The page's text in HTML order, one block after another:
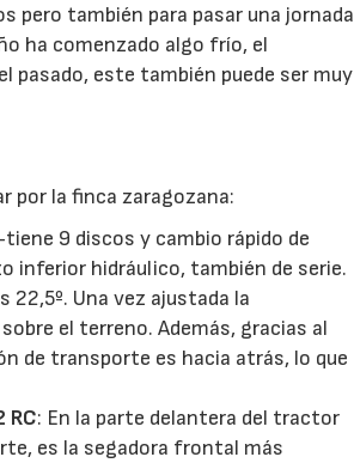
pero también para pasar una jornada
ha comenzado algo frío, el
pasado, este también puede ser muy
por la finca zaragozana:
9 discos y cambio rápido de
inferior hidráulico, también de serie.
Una vez ajustada la
el terreno. Además, gracias al
de transporte es hacia atrás, lo que
RC: En la parte delantera del tractor
es la segadora frontal más